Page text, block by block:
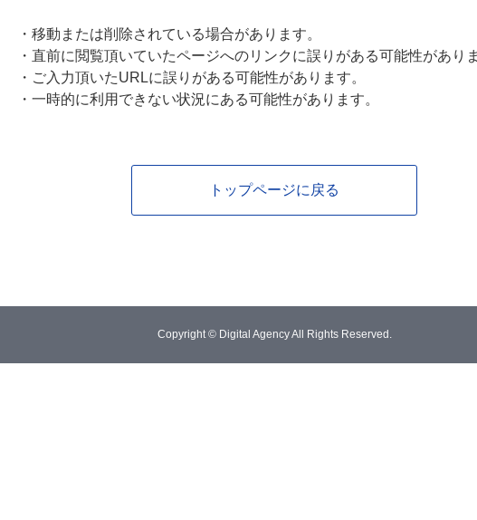
・ 移動または削除されている場合があります。
・ 直前に閲覧頂いていたページへのリンクに誤りがある可能性があり
・ ご入力頂いたURLに誤りがある可能性があります。
・ 一時的に利用できない状況にある可能性があります。
トップページに戻る
Copyright © Digital Agency All Rights Reserved.